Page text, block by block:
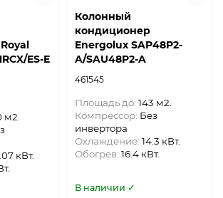
ES-E
м2.
кВт.
Колонный
кондиционер
Energolux SAP48P2-
A/SAU48P2-A
461545
Площадь до: 143 м2.
Компрессор: Без
инвертора
Охлаждение: 14.3 кВт.
Обогрев: 16.4 кВт.
В наличии ✓